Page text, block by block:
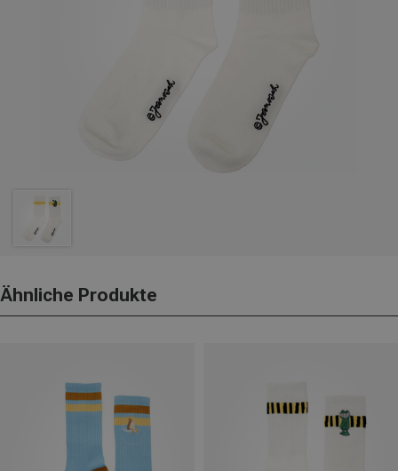
Ähnliche Produkte